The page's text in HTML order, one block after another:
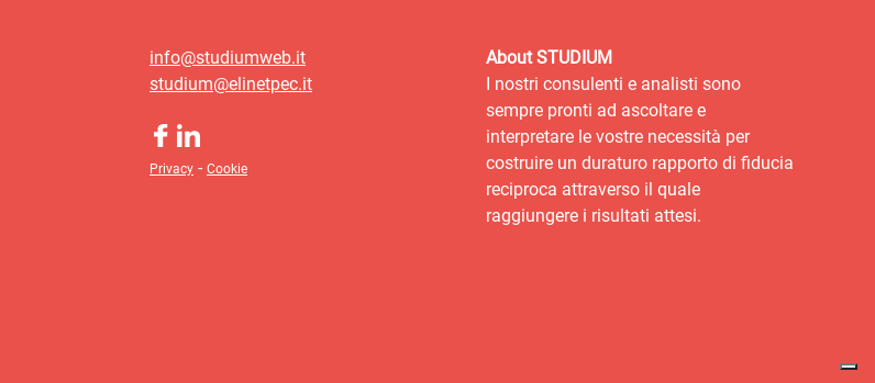
info@studiumweb.it
studium@elinetpec.it
Privacy - Cookie
About STUDIUM
I nostri consulenti e analisti sono
sempre pronti ad ascoltare e
interpretare le vostre necessità per
costruire un duraturo rapporto di fiducia
reciproca attraverso il quale
raggiungere i risultati attesi.